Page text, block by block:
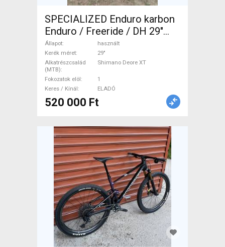
SPECIALIZED Enduro karbon
Enduro / Freeride / DH 29"
Shimano Deore XT használt
ELADÓ
Állapot
használt
Kerék méret
29"
Alkatrészcsalád
(MTB)
Shimano Deore XT
Fokozatok elöl
1
Keres / Kínál
ELADÓ
520 000 Ft